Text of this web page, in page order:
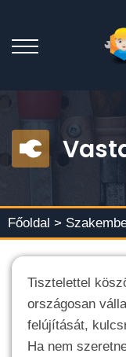
Főoldal >
Tisztelettel
országosan
felújítását,
Ha nem